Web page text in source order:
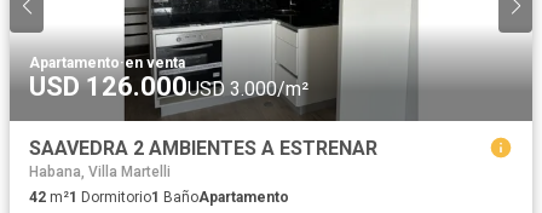
Apartamento·en venta
USD 126.000USD 3.000/m²
SAAVEDRA 2 AMBIENTES A ESTRENAR
Habana, Villa Martelli
42 m²1 Dormitorio1 BañoApartamento